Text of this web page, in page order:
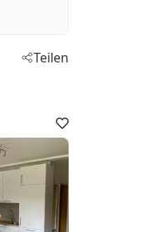
Teilen